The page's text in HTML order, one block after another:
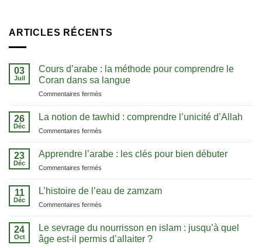
ARTICLES RÉCENTS
03
Juil
Cours d’arabe : la méthode pour comprendre le
Coran dans sa langue
Commentaires fermés
d’arabe
pour
dans
26
Déc
La notion de tawhid : comprendre l’unicité d’Allah
Commentaires fermés
notion
comprendre
23
Déc
Apprendre l’arabe : les clés pour bien débuter
Commentaires fermés
l’arabe
pour
bien
11
Déc
L’histoire de l’eau de zamzam
Commentaires fermés
l’eau
de
24
Oct
Le sevrage du nourrisson en islam : jusqu’à quel
âge est-il permis d’allaiter ?